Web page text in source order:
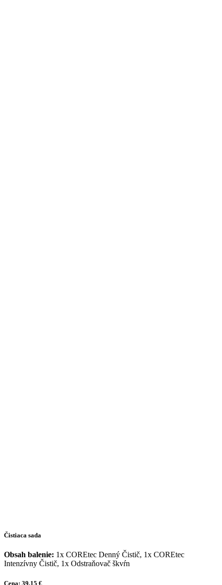
Čistiaca sada
Obsah balenie: 1x COREtec Denný Čistič, 1x COREtec
Intenzívny Čistič, 1x Odstraňovač škvŕn
Cena: 39,15 €